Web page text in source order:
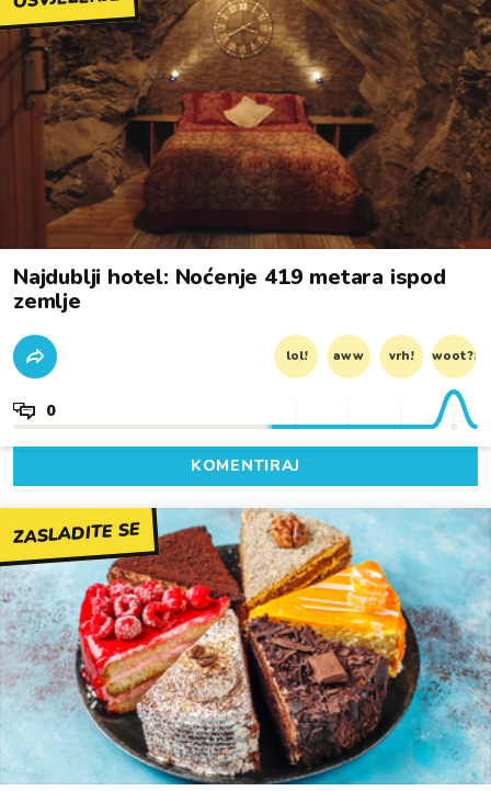
Najdublji hotel: Noćenje 419 metara ispod
zemlje
lol! aww vrh! woot?!
0
KOMENTIRAJ
ZASLADITE SE